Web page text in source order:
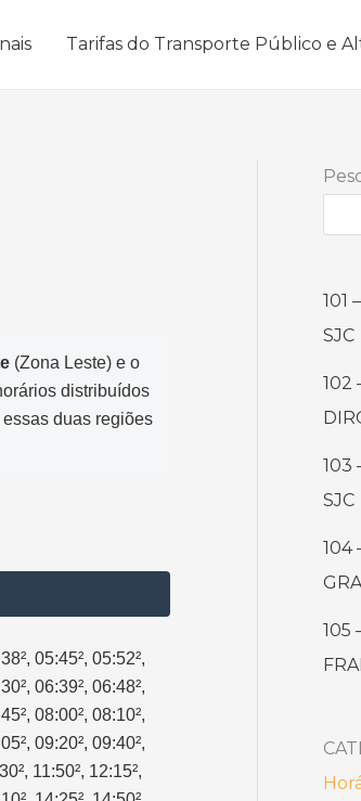
Tarifas do Transporte Público e
(Zona Leste) e o
distribuídos
duas regiões
05:45², 05:52²,
06:39², 06:48²,
08:00², 08:10²,
09:20², 09:40²,
11:50², 12:15²,
101
SJC
102
103
SJC
104
105